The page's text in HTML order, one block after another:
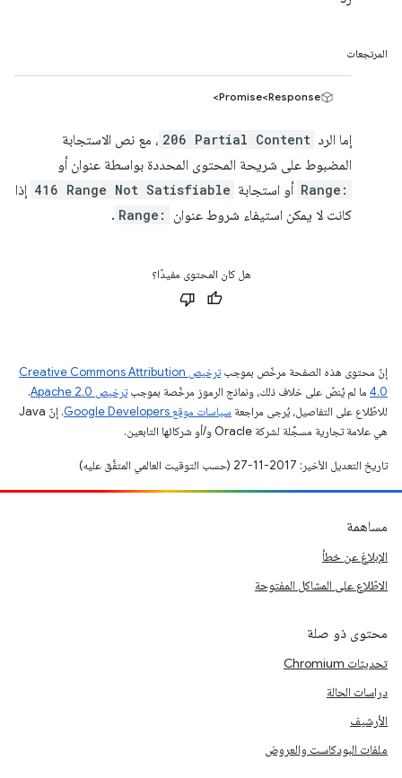
المرتجعات
Promise<Response>
إما الرد 206 Partial Content ، مع نص الاستجابة
المضبوط على شريحة المحتوى المحددة بواسطة عنوان أو
Range: أو استجابة 416 Range Not Satisfiable إذا
كانت لا يمكن استيفاء شروط عنوان
Range:
.
هل كان المحتوى مفيدًا؟
إنّ محتوى هذه الصفحة مرخّص بموجب
ترخيص Creative Commons Attribution
4.0‏ ما لم يُنصّ على خلاف ذلك، ونماذج الرموز مرخّصة بموجبترخيص Apache 2.0‏
.
للاطّلاع على التفاصيل، يُرجى مراجعة سياسات موقع Google Developers‏
. إنّ Java
هي علامة تجارية مسجَّلة لشركة Oracle و/أو شركائها التابعين.
تاريخ التعديل الأخير: 2017-11-27 (حسب التوقيت العالمي المتفَّق عليه)
مساهمة
الإبلاغ عن خطأ
الاطّلاع على المشاكل المفتوحة
محتوى ذو صلة
تحديثات Chromium
دراسات الحالة
الأرشيف
ملفات البودكاست والعروض